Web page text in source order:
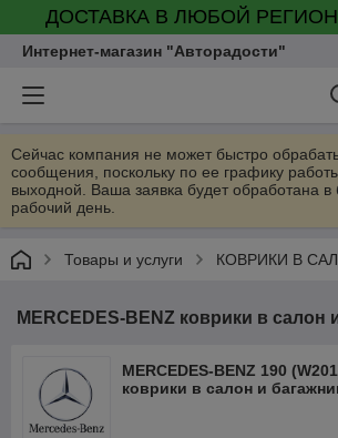
ДОСТАВКА В ЛЮБОЙ
Интернет-магазин "Авторадости"
Сейчас компания не может быстро
сообщения, поскольку по ее графику
выходной. Ваша заявка будет обработана
рабочий день.
Товары и услуги КОВРИКИ В
MERCEDES-BENZ коврики в салон
MERCEDES-BENZ 190
коврики в салон и